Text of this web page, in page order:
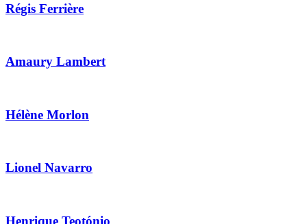
Régis Ferrière
Amaury Lambert
Hélène Morlon
Lionel Navarro
Henrique Teotónio